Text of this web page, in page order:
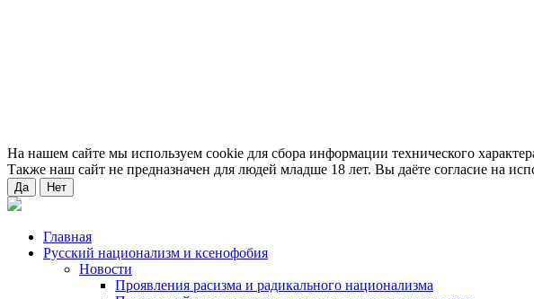
На нашем сайте мы используем cookie для сбора информации технического
Также наш сайт не предназначен для людей младше 18 лет. Вы даёте согласие на
Да Нет
Главная
Русский национализм и ксенофобия
Новости
Проявления расизма и радикального национализма